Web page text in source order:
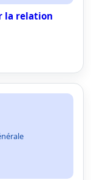
la relation